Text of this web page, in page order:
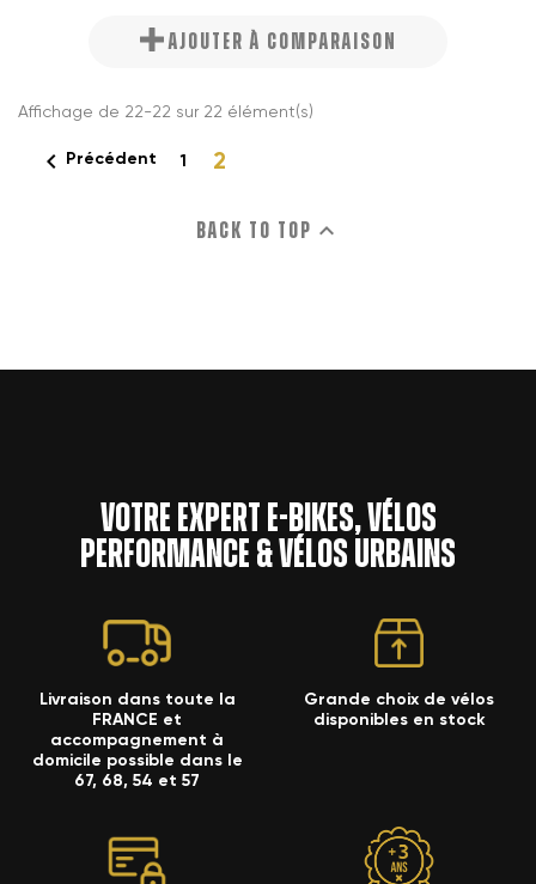
AJOUTER À COMPARAISON
Affichage de 22-22 sur 22 élément(s)
 Précédent 1 2
Back to top 
Votre expert e-bikes, vélos
performance & vélos urbains
Livraison dans toute la
FRANCE et
accompagnement à
domicile possible dans le
67, 68, 54 et 57
Grande choix de vélos
disponibles en stock